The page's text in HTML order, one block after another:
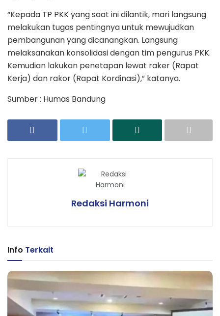
“Kepada TP PKK yang saat ini dilantik, mari langsung
melakukan tugas pentingnya untuk mewujudkan
pembangunan yang dicanangkan. Langsung
melaksanakan konsolidasi dengan tim pengurus PKK.
Kemudian lakukan penetapan lewat raker (Rapat
Kerja) dan rakor (Rapat Kordinasi),” katanya.
Sumber : Humas Bandung
Redaksi Harmoni
Info Terkait